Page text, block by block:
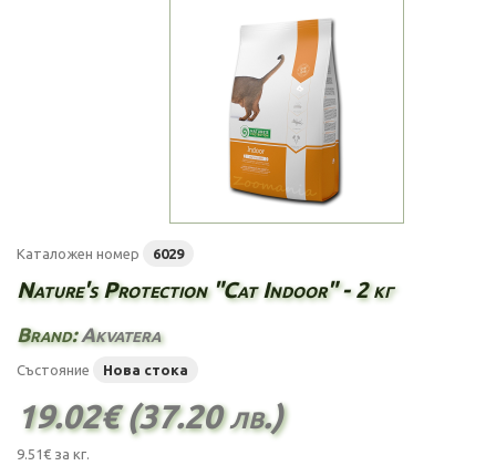
Каталожен номер 6029
Nature's Protection "Cat Indoor" - 2 кг
Brand:Akvatera
Състояние Нова стока
19.02€ (37.20 лв.)
9.51€ за кг.